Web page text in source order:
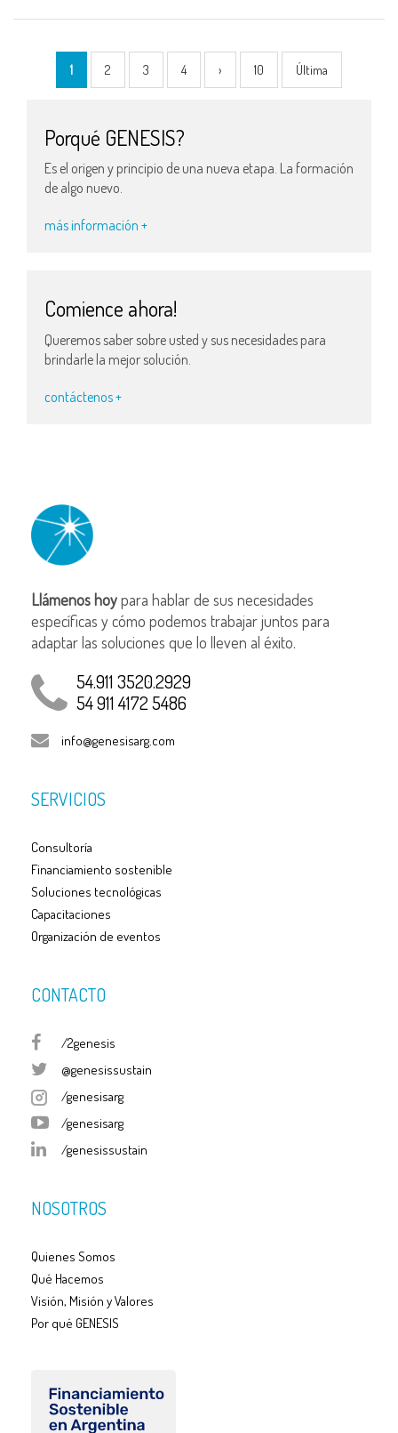
1 2 3 4 › 10 Última
Porqué GENESIS?
Es el origen y principio de una nueva etapa. La formación
de algo nuevo.
más información +
Comience ahora!
Queremos saber sobre usted y sus necesidades para
brindarle la mejor solución.
contáctenos +
Llámenos hoypara hablar de sus necesidades
específicas y cómo podemos trabajar juntos para
adaptar las soluciones que lo lleven al éxito.
54.911 3520.2929
54 911 4172 5486
info@genesisarg.com
SERVICIOS
Consultoría
Financiamiento sostenible
Soluciones tecnológicas
Capacitaciones
Organización de eventos
CONTACTO
/2genesis
@genesissustain
/genesisarg
/genesisarg
/genesissustain
NOSOTROS
Quienes Somos
Qué Hacemos
Visión, Misión y Valores
Por qué GENESIS